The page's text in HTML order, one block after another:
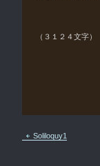
（３１２４文字）
Soliloquy1